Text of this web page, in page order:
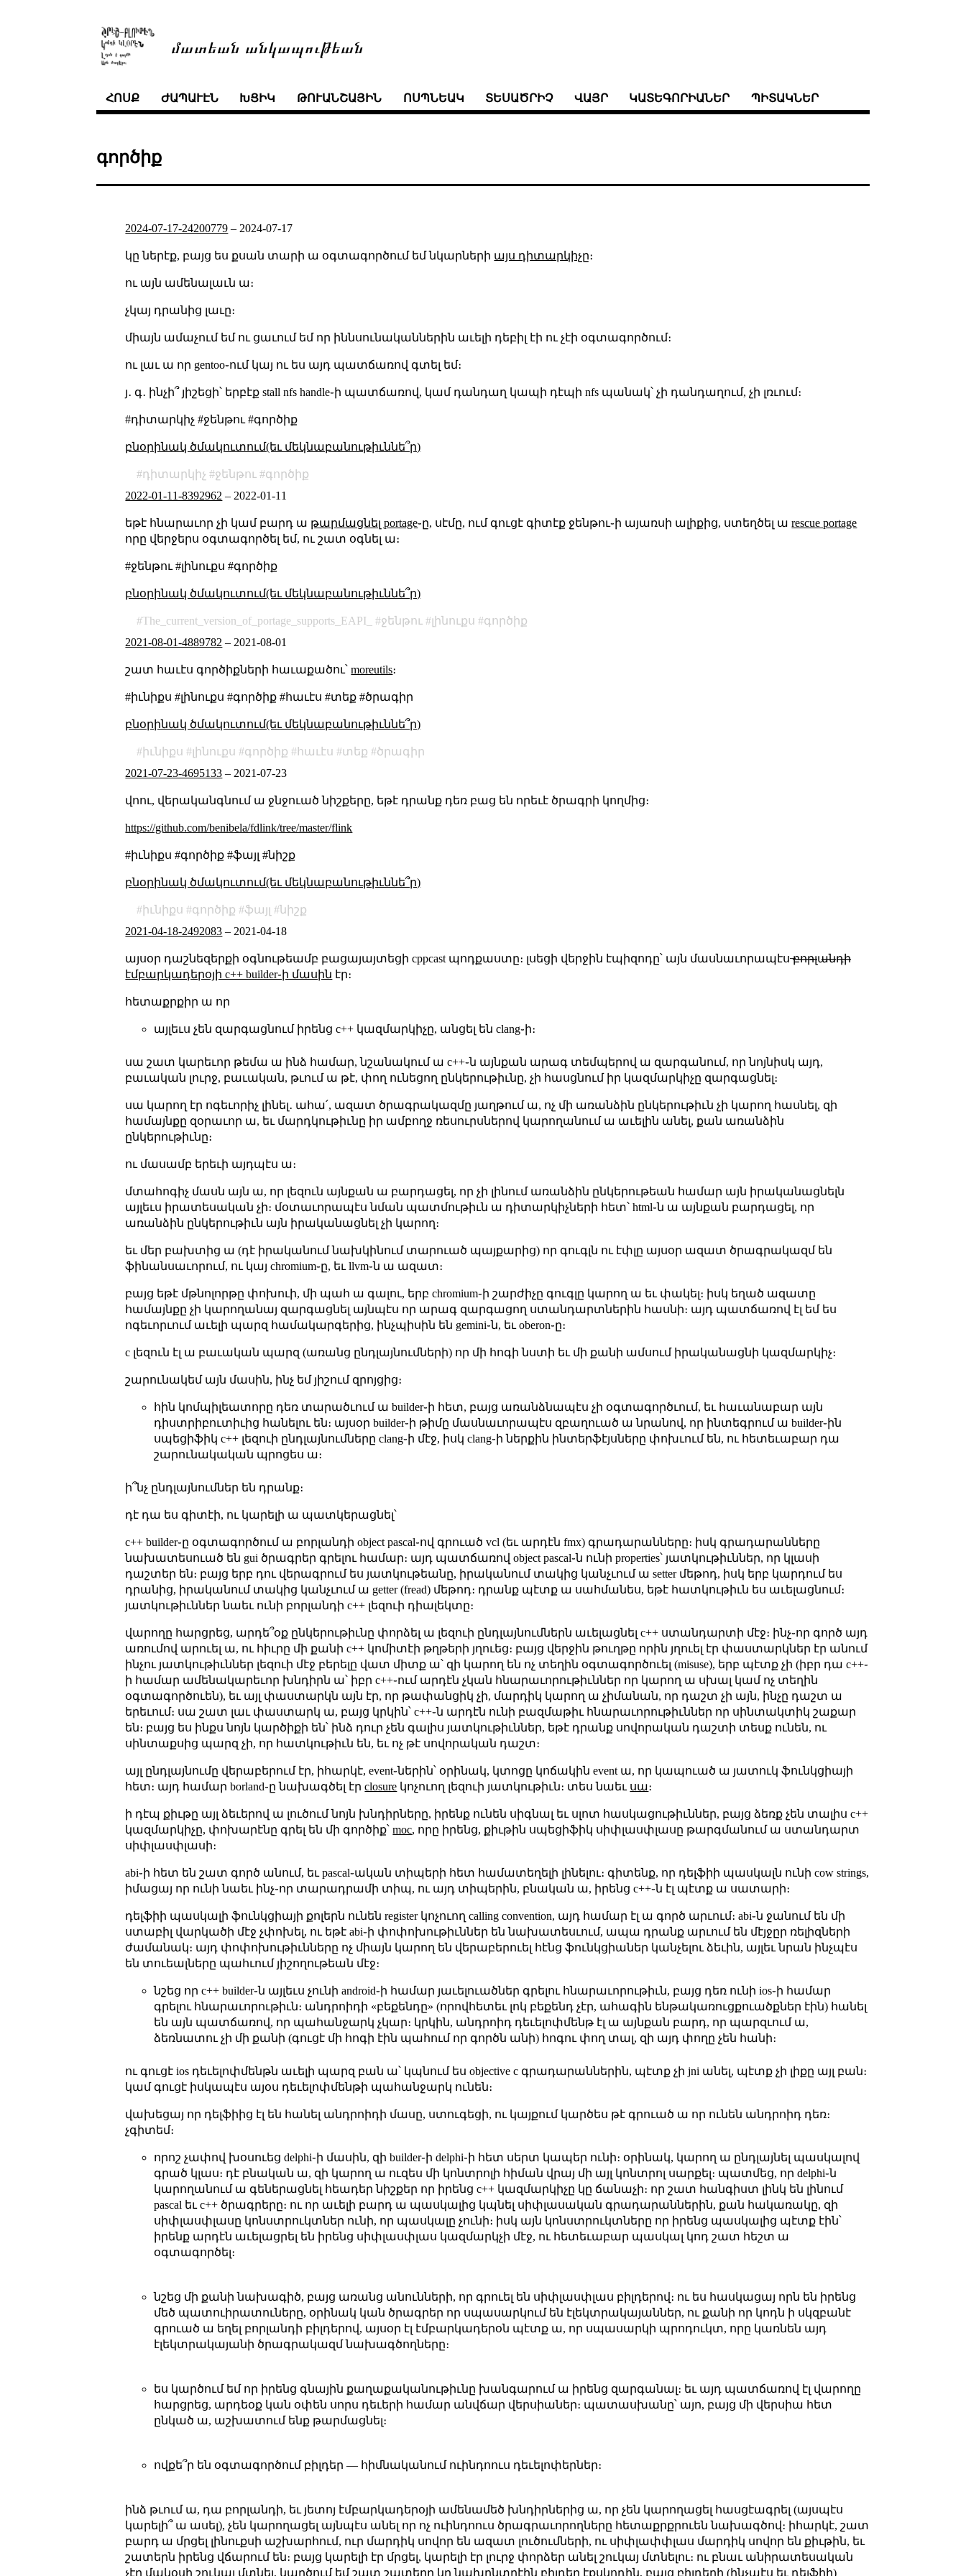
մատեան անկապութեան
ՀՈՍՔ ԺԱՊԱՒԷՆ ԽՑԻԿ ԹՈՒԱՆՇԱՅԻՆ ՈՍՊՆԵԱԿ ՏԵՍԱԾՐԻՉ ՎԱՅՐ ԿԱՏԵԳՈՐԻԱՆԵՐ ՊԻՏԱԿՆԵՐ
գործիք
2024-07-17-24200779 – 2024-07-17
կը ներէք, բայց ես քսան տարի ա օգտագործում եմ նկարների այս դիտարկիչը։
ու այն ամենալաւն ա։
չկայ դրանից լաւը։
միայն ամաչում եմ ու ցաւում եմ որ իննսունականներին աւելի դեբիլ էի ու չէի օգտագործում։
ու լաւ ա որ gentoo֊ում կայ ու ես այդ պատճառով գտել եմ։
յ․ գ․ ինչի՞ յիշեցի՝ երբէք stall nfs handle֊ի պատճառով, կամ դանդաղ կապի դէպի nfs պանակ՝ չի դանդաղում, չի լռւում։
#դիտարկիչ #ջենթու #գործիք
բնօրինակ ծմակուտում(եւ մեկնաբանութիւննե՞ր)
դիտարկիչ ջենթու
գործիք
2022-01-11-8392962 – 2022-01-11
եթէ հնարաւոր չի կամ բարդ ա թարմացնել portage֊ը, սէմը, ում գուցէ գիտէք ջենթու֊ի այառսի ալիքից, ստեղծել աrescue portage
որը վերջերս օգտագործել եմ, ու շատ օգնել ա։
#ջենթու #լինուքս #գործիք
բնօրինակ ծմակուտում(եւ մեկնաբանութիւննե՞ր)
The_current_version_of_portage_supports_EAPI_ ջենթու լինուքս
գործիք
2021-08-01-4889782 – 2021-08-01
շատ հաւէս գործիքների հաւաքածու՝moreutils։
#իւնիքս #լինուքս #գործիք #հաւէս #տեք #ծրագիր
բնօրինակ ծմակուտում(եւ մեկնաբանութիւննե՞ր)
իւնիքս լինուքս գործիք հաւէս տեք
ծրագիր
2021-07-23-4695133 – 2021-07-23
վոու, վերականգնում ա ջնջուած նիշքերը, եթէ դրանք դեռ բաց են որեւէ ծրագրի կողմից։
https://github.com/benibela/fdlink/tree/master/flink
#իւնիքս #գործիք #ֆայլ #նիշք
բնօրինակ ծմակուտում(եւ մեկնաբանութիւննե՞ր)
իւնիքս գործիք ֆայլ
նիշք
2021-04-18-2492083 – 2021-04-18
այսօր դաշնեզերքի օգնութեամբ բացայայտեցի cppcast պոդքաստը։ լսեցի վերջին էպիզոդը՝ այն մասնաւորապէս ̶բ̶ո̶ր̶լ̶ա̶ն̶դ̶ի̶
էմբարկադերօյի c++ builder֊ի մասին էր։
հետաքրքիր ա որ
այլեւս չեն զարգացնում իրենց c++ կազմարկիչը, անցել են clang֊ի։
սա շատ կարեւոր թեմա ա ինձ համար, նշանակում ա c++֊ն այնքան արագ տեմպերով ա զարգանում, որ նոյնիսկ այդ,
բաւական լուրջ, բաւական, թւում ա թէ, փող ունեցող ընկերութիւնը, չի հասցնում իր կազմարկիչը զարգացնել։
սա կարող էր ոգեւորիչ լինել․ ահա՛, ազատ ծրագրակազմը յաղթում ա, ոչ մի առանձին ընկերութիւն չի կարող հասնել, զի
համայնքը զօրաւոր ա, եւ մարդկութիւնը իր ամբողջ ռեսուրսներով կարողանում ա աւելին անել, քան առանձին
ընկերութիւնը։
ու մասամբ երեւի այդպէս ա։
մտահոգիչ մասն այն ա, որ լեզուն այնքան ա բարդացել, որ չի լինում առանձին ընկերութեան համար այն իրականացնելն
այլեւս իրատեսական չի։ մօտաւորապէս նման պատմութիւն ա դիտարկիչների հետ՝ html֊ն ա այնքան բարդացել, որ
առանձին ընկերութիւն այն իրականացնել չի կարող։
եւ մեր բախտից ա (դէ իրականում նախկինում տարուած պայքարից) որ գուգլն ու էփլը այսօր ազատ ծրագրակազմ են
ֆինանսաւորում, ու կայ chromium֊ը, եւ llvm֊ն ա ազատ։
բայց եթէ մթնոլորթը փոխուի, մի պահ ա գալու, երբ chromium֊ի շարժիչը գուգլը կարող ա եւ փակել։ իսկ եղած ազատը
համայնքը չի կարողանայ զարգացնել այնպէս որ արագ զարգացող ստանդարտներին հասնի։ այդ պատճառով էլ եմ ես
ոգեւորւում աւելի պարզ համակարգերից, ինչպիսին են gemini֊ն, եւ oberon֊ը։
c լեզուն էլ ա բաւական պարզ (առանց ընդլայնումների) որ մի հոգի նստի եւ մի քանի ամսում իրականացնի կազմարկիչ։
շարունակեմ այն մասին, ինչ եմ յիշում զրոյցից։
հին կոմպիլեատորը դեռ տարածւում ա builder֊ի հետ, բայց առանձնապէս չի օգտագործւում, եւ հաւանաբար այն
դիստրիբուտիւից հանելու են։ այսօր builder֊ի թիմը մասնաւորապէս զբաղուած ա նրանով, որ ինտեգրում ա builder֊ին
սպեցիֆիկ c++ լեզուի ընդլայնումները clang֊ի մէջ, իսկ clang֊ի ներքին ինտերֆէյսները փոխւում են, ու հետեւաբար դա
շարունակական պրոցես ա։
ի՞նչ ընդլայնումներ են դրանք։
դէ դա ես գիտէի, ու կարելի ա պատկերացնել՝
c++ builder֊ը օգտագործում ա բորլանդի object pascal֊ով գրուած vcl (եւ արդէն fmx) գրադարանները։ իսկ գրադարանները
նախատեսուած են gui ծրագրեր գրելու համար։ այդ պատճառով object pascal֊ն ունի properties՝ յատկութիւններ, որ կլասի
դաշտեր են։ բայց երբ դու վերագրում ես յատկութեանը, իրականում տակից կանչւում ա setter մեթոդ, իսկ երբ կարդում ես
դրանից, իրականում տակից կանչւում ա getter (fread) մեթոդ։ դրանք պէտք ա սահմանես, եթէ հատկութիւն ես աւելացնում։
յատկութիւններ նաեւ ունի բորլանդի c++ լեզուի դիալեկտը։
վարողը հարցրեց, արդե՞օք ընկերութիւնը փորձել ա լեզուի ընդլայնումներն աւելացնել c++ ստանդարտի մէջ։ ինչ֊որ գործ այդ
առումով արուել ա, ու հիւրը մի քանի c++ կոմիտէի թղթերի յղուեց։ բայց վերջին թուղթը որին յղուել էր փաստարկներ էր անում
ինչու յատկութիւններ լեզուի մէջ բերելը վատ միտք ա՝ զի կարող են ոչ տեղին օգտագործուել (misuse), երբ պէտք չի (իբր դա c++֊
ի համար ամենակարեւոր խնդիրն ա՝ իբր c++֊ում արդէն չկան հնարաւորութիւններ որ կարող ա սխալ կամ ոչ տեղին
օգտագործուեն), եւ այլ փաստարկն այն էր, որ թափանցիկ չի, մարդիկ կարող ա չիմանան, որ դաշտ չի այն, ինչը դաշտ ա
երեւում։ սա շատ լաւ փաստարկ ա, բայց կրկին՝ c++֊ն արդէն ունի բազմաթիւ հնարաւորութիւններ որ սինտակտիկ շաքար
են։ բայց ես ինքս նոյն կարծիքի են՝ ինձ դուր չեն գալիս յատկութիւններ, եթէ դրանք սովորական դաշտի տեսք ունեն, ու
սինտաքսից պարզ չի, որ հատկութիւն են, եւ ոչ թէ սովորական դաշտ։
այլ ընդլայնումը վերաբերում էր, իհարկէ, event֊ներին՝ օրինակ, կտոցը կոճակին event ա, որ կապուած ա յատուկ ֆունկցիայի
հետ։ այդ համար borland֊ը նախագծել էրclosure կոչուող լեզուի յատկութիւն։ տես նաեւ սա։
ի դէպ քիւթը այլ ձեւերով ա լուծում նոյն խնդիրները, իրենք ունեն սիգնալ եւ սլոտ հասկացութիւններ, բայց ձեռք չեն տալիս c++
կազմարկիչը, փոխարէնը գրել են մի գործիք՝moc, որը իրենց, քիւթին սպեցիֆիկ սիփլասփլասը թարգմանում ա ստանդարտ
սիփլասփլասի։
abi֊ի հետ են շատ գործ անում, եւ pascal֊ական տիպերի հետ համատեղելի լինելու։ գիտենք, որ դելֆիի պասկալն ունի cow strings,
իմացայ որ ունի նաեւ ինչ֊որ տարադրամի տիպ, ու այդ տիպերին, բնական ա, իրենց c++֊ն էլ պէտք ա սատարի։
դելֆիի պասկալի ֆունկցիայի քոլերն ունեն register կոչուող calling convention, այդ համար էլ ա գործ արւում։ abi֊ն ջանում են մի
ստաբիլ վարկածի մէջ չփոխել, ու եթէ abi֊ի փոփոխութիւններ են նախատեսւում, ապա դրանք արւում են մէյջըր ռելիզների
ժամանակ։ այդ փոփոխութիւնները ոչ միայն կարող են վերաբերուել հէնց ֆունկցիաներ կանչելու ձեւին, այլեւ նրան ինչպէս
են տուեալները պահւում յիշողութեան մէջ։
նշեց որ c++ builder֊ն այլեւս չունի android֊ի համար յաւելուածներ գրելու հնարաւորութիւն, բայց դեռ ունի ios֊ի համար
գրելու հնարաւորութիւն։ անդրոիդի «բեքենդը» (որովհետեւ լոկ բեքենդ չէր, ահագին ենթակառուցքուածքներ էին) հանել
են այն պատճառով, որ պահանջարկ չկար։ կրկին, անդրոիդ դեւելոփմենթ էլ ա այնքան բարդ, որ պարզւում ա,
ձեռնատու չի մի քանի (գուցէ մի հոգի էին պահում որ գործն անի) հոգու փող տալ, զի այդ փողը չեն հանի։
ու գուցէ ios դեւելոփմենթն աւելի պարզ բան ա՝ կպնում ես objective c գրադարաններին, պէտք չի jni անել, պէտք չի լիքը այլ բան։
կամ գուցէ իսկապէս այօս դեւելոփմենթի պահանջարկ ունեն։
վախեցայ որ դելֆիից էլ են հանել անդրոիդի մասը, ստուգեցի, ու կայքում կարծես թէ գրուած ա որ ունեն անդրոիդ դեռ։
չգիտեմ։
որոշ չափով խօսուեց delphi֊ի մասին, զի builder֊ի delphi֊ի հետ սերտ կապեր ունի։ օրինակ, կարող ա ընդլայնել պասկալով
գրած կլաս։ դէ բնական ա, զի կարող ա ուզես մի կոնտրոլի հիման վրայ մի այլ կոնտրոլ սարքել։ պատմեց, որ delphi֊ն
կարողանում ա գեներացնել հեադեր նիշքեր որ իրենց c++ կազմարկիչը կը ճանաչի։ որ շատ հանգիստ լինկ են լինում
pascal եւ c++ ծրագրերը։ ու որ աւելի բարդ ա պասկալից կպնել սիփլասական գրադարաններին, քան հակառակը, զի
սիփլասփլասը կոնստրուկտներ ունի, որ պասկալը չունի։ իսկ այն կոնստրուկտները որ իրենց պասկալից պէտք էին՝
իրենք արդէն աւելացրել են իրենց սիփլասփլաս կազմարկչի մէջ, ու հետեւաբար պասկալ կոդ շատ հեշտ ա
օգտագործել։
նշեց մի քանի նախագիծ, բայց առանց անունների, որ գրուել են սիփլասփլաս բիլդերով։ ու ես հասկացայ որն են իրենց
մեծ պատուիրատուները, օրինակ կան ծրագրեր որ սպասարկում են էլեկտրակայաններ, ու քանի որ կոդն ի սկզբանէ
գրուած ա եղել բորլանդի բիլդերով, այսօր էլ էմբարկադերօն պէտք ա, որ սպասարկի պրոդուկտ, որը կառնեն այդ
էլեկտրակայանի ծրագրակազմ նախագծողները։
ես կարծում եմ որ իրենց գնային քաղաքականութիւնը խանգարում ա իրենց զարգանալ։ եւ այդ պատճառով էլ վարողը
հարցրեց, արդեօք կան օփեն սորս դեւերի համար անվճար վերսիաներ։ պատասխանը՝ այո, բայց մի վերսիա հետ
ընկած ա, աշխատում ենք թարմացնել։
ովքե՞ր են օգտագործում բիլդեր — հիմնականում ուինդոուս դեւելոփերներ։
ինձ թւում ա, դա բորլանդի, եւ յետոյ էմբարկադերօյի ամենամեծ խնդիրներից ա, որ չեն կարողացել հասցէագրել (այսպէս
կարելի՞ ա ասել), չեն կարողացել այնպէս անել որ ոչ ուինդոուս ծրագրաւորողները հետաքրքրուեն նախագծով։ իհարկէ, շատ
բարդ ա մրցել լինուքսի աշխարհում, ուր մարդիկ սովոր են ազատ լուծումների, ու սիփլափփլաս մարդիկ սովոր են քիւթին, եւ
շատերն իրենց վճարում են։ բայց կարելի էր մրցել, կարելի էր լուրջ փորձեր անել շուկայ մտնելու։ ու բնաւ անիրատեսական
չէր մակօսի շուկայ մտնել, կարծում եմ շատ շատերը կը նախընտրէին բիլդեր էքսկոդին, բայց բիլդերի (ինչպէս եւ դելֆիի)